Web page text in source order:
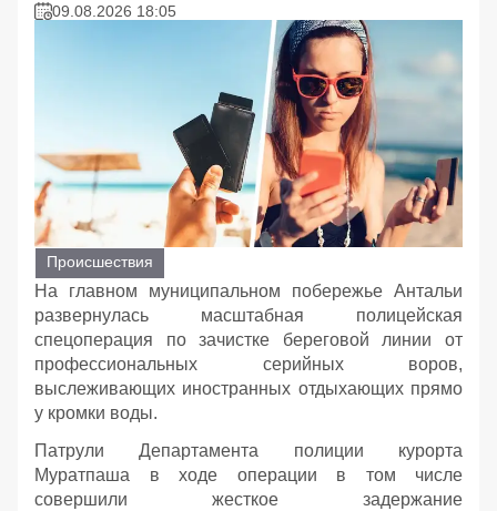
09.08.2026 18:05
Происшествия
На главном муниципальном побережье Антальи
развернулась масштабная полицейская
спецоперация по зачистке береговой линии от
профессиональных серийных воров,
выслеживающих иностранных отдыхающих прямо
у кромки воды.
Патрули Департамента полиции курорта
Муратпаша в ходе операции в том числе
совершили жесткое задержание